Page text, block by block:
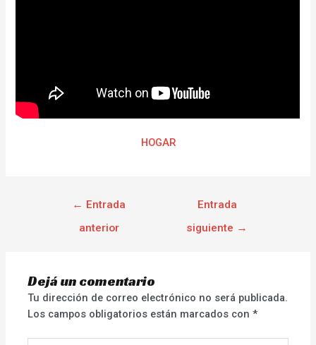
HOGAR
← Entrada
anterior
Entrada
siguiente →
Dejá un comentario
Tu dirección de correo electrónico no será publicada.
Los campos obligatorios están marcados con*